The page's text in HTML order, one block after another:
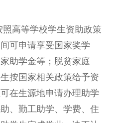
高等学校学生资助政策
可申请享受国家奖学
助学金等；脱贫家庭
按国家相关政策给予资
在生源地申请办理助学
、勤工助学、学费、住